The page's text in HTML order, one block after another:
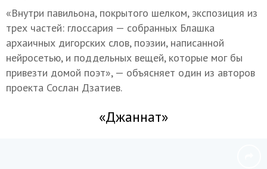
«Внутри павильона, покрытого шелком, экспозиция из
трех частей: глоссария — собранных Блашка
архаичных дигорских слов, поэзии, написанной
нейросетью, и поддельных вещей, которые мог бы
привезти домой поэт», — объясняет один из авторов
проекта Сослан Дзатиев.
«Джаннат»